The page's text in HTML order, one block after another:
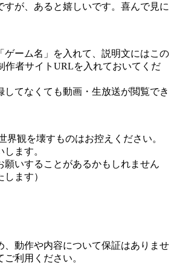
すが、あると嬉しいです。喜んで見に
ゲーム名」を入れて、説明文にはこの
作者サイトURLを入れておいてくだ
してなくても動画・生放送が閲覧でき
観を壊すものはお控えください。
ます。
願いすることがあるかもしれません
ます）
、動作や内容について保証はありませ
利用ください。